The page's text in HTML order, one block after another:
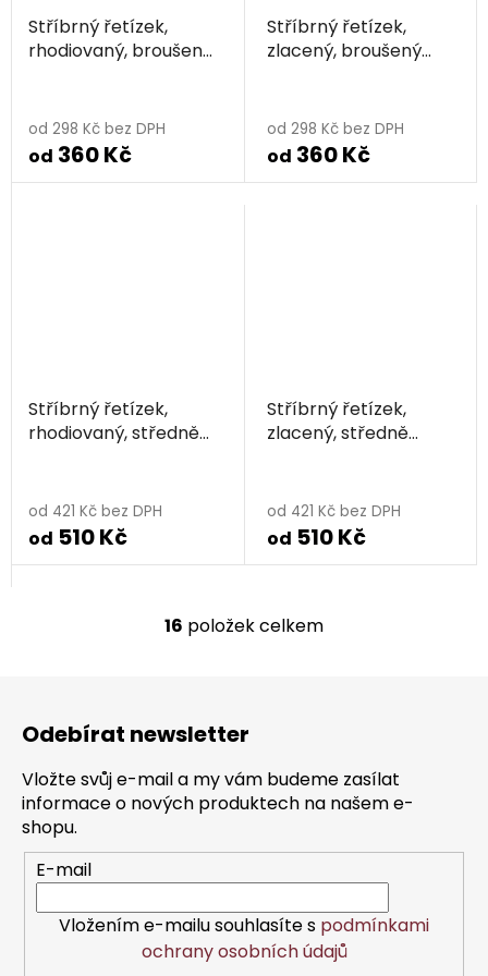
Stříbrný řetízek,
rhodiovaný, broušený
od 298 Kč bez DPH
od 360 Kč
Stříbrný řetízek,
zlacený, broušený
od 298 Kč bez DPH
od 360 Kč
Stříbrný řetízek,
rhodiovaný, středně
od 421 Kč bez DPH
od 510 Kč
Stříbrný řetízek,
zlacený, středně
od 421 Kč bez DPH
od 510 Kč
O
d
c
í
r
v
y
v
16 položek celkem
Odebírat newsletter
Vložte svůj e-mail a my vám budeme zasílat
informace o nových produktech na našem e-
shopu.
E-mail
Vložením e-mailu souhlasíte s podmínkami
ochrany osobních údajů